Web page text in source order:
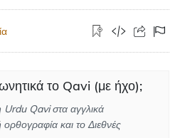
το Qavi (με ήχο);
Urdu Qavi στα αγγλικά
και το Διεθνές